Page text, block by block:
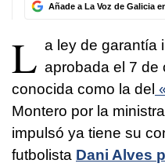
Añade a La Voz de Galicia
L a ley de garantía
aprobada el 7 de
conocida como la del
Montero por la
impulsó ya tiene su
futbolista Dani Alves